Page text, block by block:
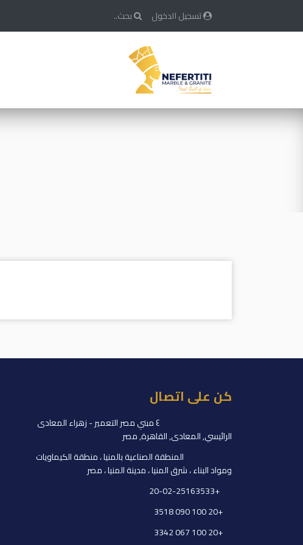
تسجيل الدخول بحث..
كن على اتصال
٤ مبني مصر التعمير - زهراء المعادى
الرائيسي, المعادى, القاهرة, مصر
المنطقة الصناعية بالمنيا ، منطقة الكيماويات
ومواد البناء ، شرق المنيا ، مدينة المنيا ، مصر
+20-02-25163533
+20 100 090 3518
+20 100 067 3342